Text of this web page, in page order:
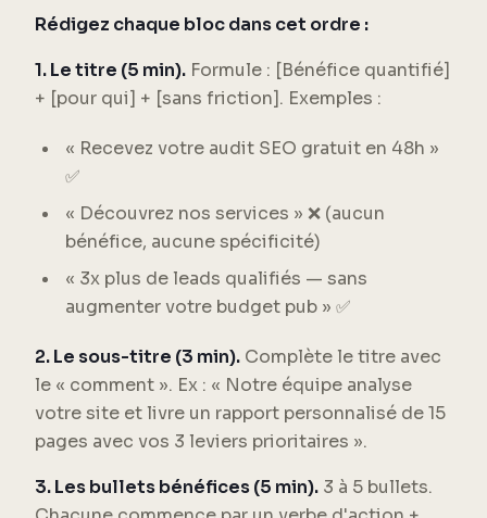
Rédigez chaque bloc dans cet ordre :
1. Le titre (5 min). Formule : [Bénéfice quantifié]
+ [pour qui] + [sans friction]. Exemples :
« Recevez votre audit SEO gratuit en 48h »
✅
« Découvrez nos services » ❌ (aucun
bénéfice, aucune spécificité)
« 3x plus de leads qualifiés — sans
augmenter votre budget pub » ✅
2. Le sous-titre (3 min). Complète le titre avec
le « comment ». Ex : « Notre équipe analyse
votre site et livre un rapport personnalisé de 15
pages avec vos 3 leviers prioritaires ».
3. Les bullets bénéfices (5 min). 3 à 5 bullets.